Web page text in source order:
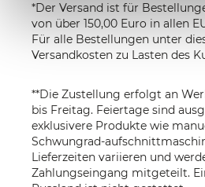
*Der Versand ist für
von über 150,00 Euro in allen
Für alle Bestellungen unter
Versandkosten zu Lasten des
**Die Zustellung erfolgt an
bis Freitag. Feiertage sind
exklusivere Produkte wie
Schwungrad-
Lieferzeiten variieren und
Zahlungseingang mitgeteilt.